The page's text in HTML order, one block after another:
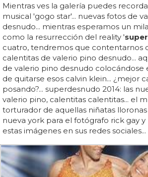
Mientras ves la galería puedes
musical 'gogo star'... nuevas fotos de
desnudo... mientras esperamos un
como la resurrección del reality '
cuatro, tendremos que contentarnos
calentitas de valerio pino desnudo...
de valerio pino desnudo colocándose
de quitarse esos calvin klein... ¿mejor
posando?... superdesnudo 2014: las
valerio pino, calentitas calentitas... el
torturador de aquellas niñatas
nueva york para el fotógrafo rick gay
estas imágenes en sus redes sociales...